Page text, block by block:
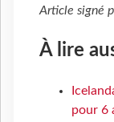
Article signé
À lire
pour 6